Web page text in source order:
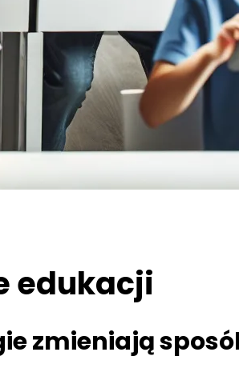
edukacji
zmieniają